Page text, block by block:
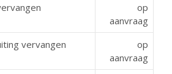
op
aanvraag
vervangen
op
aanvraag